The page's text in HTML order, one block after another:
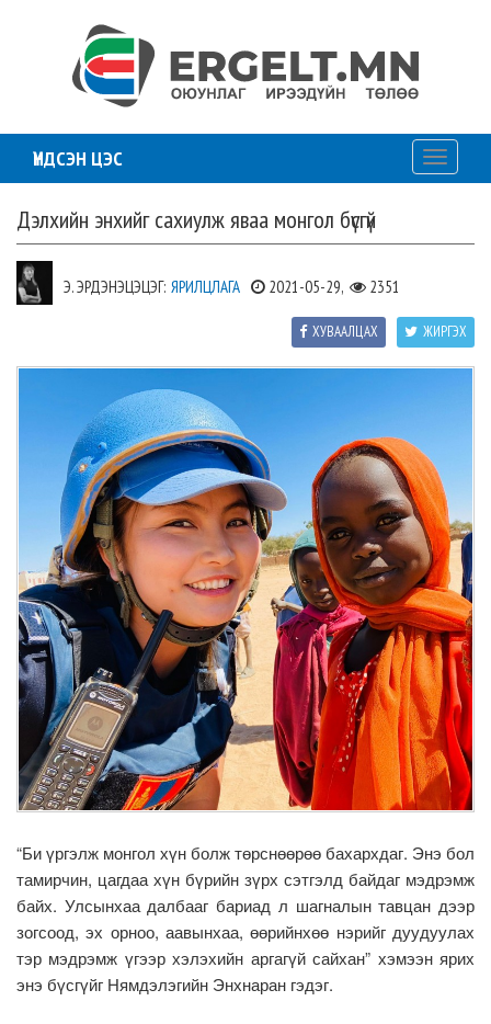
ҮНДСЭН ЦЭС
Toggle
Дэлхийн энхийг сахиулж яваа монгол бүсгүй
Э. ЭРДЭНЭЦЭЦЭГ: ЯРИЛЦЛАГА 2021-05-29, 2351
ЖИРГЭХ
ХУВААЛЦАХ
“Би үргэлж монгол хүн болж төрснөөрөө бахархдаг. Энэ бол
тамирчин, цагдаа хүн бүрийн зүрх сэтгэлд байдаг мэдрэмж
байх. Улсынхаа далбааг бариад л шагналын тавцан дээр
зогсоод, эх орноо, аавынхаа, өөрийнхөө нэрийг дуудуулах
тэр мэдрэмж үгээр хэлэхийн аргагүй сайхан” хэмээн ярих
энэ бүсгүйг Нямдэлэгийн Энхнаран гэдэг.